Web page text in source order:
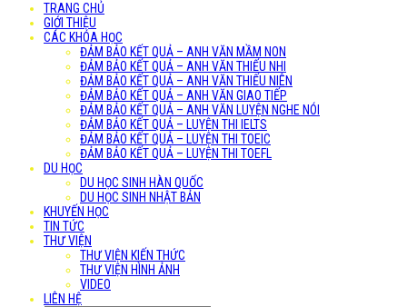
TRANG CHỦ
GIỚI THIỆU
CÁC KHÓA HỌC
ĐẢM BẢO KẾT QUẢ – ANH VĂN MẦM NON
ĐẢM BẢO KẾT QUẢ – ANH VĂN THIẾU NHI
ĐẢM BẢO KẾT QUẢ – ANH VĂN THIẾU NIÊN
ĐẢM BẢO KẾT QUẢ – ANH VĂN GIAO TIẾP
ĐẢM BẢO KẾT QUẢ – ANH VĂN LUYỆN NGHE NÓI
ĐẢM BẢO KẾT QUẢ – LUYỆN THI IELTS
ĐẢM BẢO KẾT QUẢ – LUYỆN THI TOEIC
ĐẢM BẢO KẾT QUẢ – LUYỆN THI TOEFL
DU HỌC
DU HỌC SINH HÀN QUỐC
DU HỌC SINH NHẬT BẢN
KHUYẾN HỌC
TIN TỨC
THƯ VIỆN
THƯ VIỆN KIẾN THỨC
THƯ VIỆN HÌNH ẢNH
VIDEO
LIÊN HỆ